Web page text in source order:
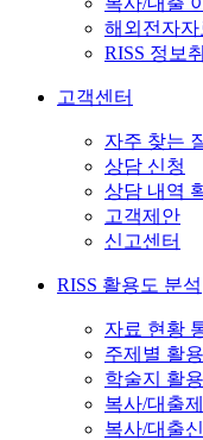
해외전자
RISS 정보
고객센터
자주 찾는
상담 신청
상담 내역
고객제안
신고센터
RISS 활용도 분석
자료 현황
주제별 활
학술지 활
복사/대출
복사/대출